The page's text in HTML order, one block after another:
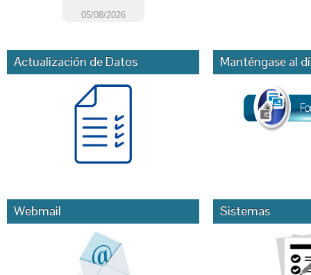
Actualización de Datos Manténgase al
Webmail Sistemas